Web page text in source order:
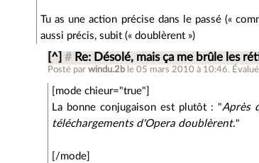
Tu as une action précise dans le passé («
aussi précis, subit (« doublèrent »)
[^] # Re: Désolé, mais ça me brûle les
Posté parwindu.2b le 05 mars 2010 à 10:46.
[mode chieur="true"]
La bonne conjugaison est plutôt : "Après
téléchargements d'Opera doublèrent."
[/mode]